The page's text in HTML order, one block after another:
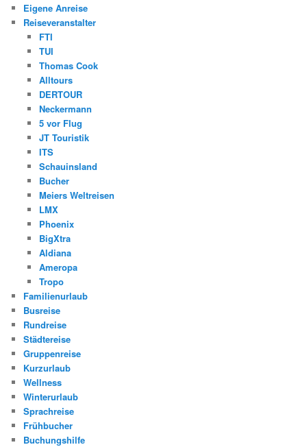
Eigene Anreise
Reiseveranstalter
FTI
TUI
Thomas Cook
Alltours
DERTOUR
Neckermann
5 vor Flug
JT Touristik
ITS
Schauinsland
Bucher
Meiers Weltreisen
LMX
Phoenix
BigXtra
Aldiana
Ameropa
Tropo
Familienurlaub
Busreise
Rundreise
Städtereise
Gruppenreise
Kurzurlaub
Wellness
Winterurlaub
Sprachreise
Frühbucher
Buchungshilfe